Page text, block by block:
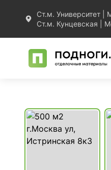
Ст.м. Университет |
Ст.м. Кунцевская |